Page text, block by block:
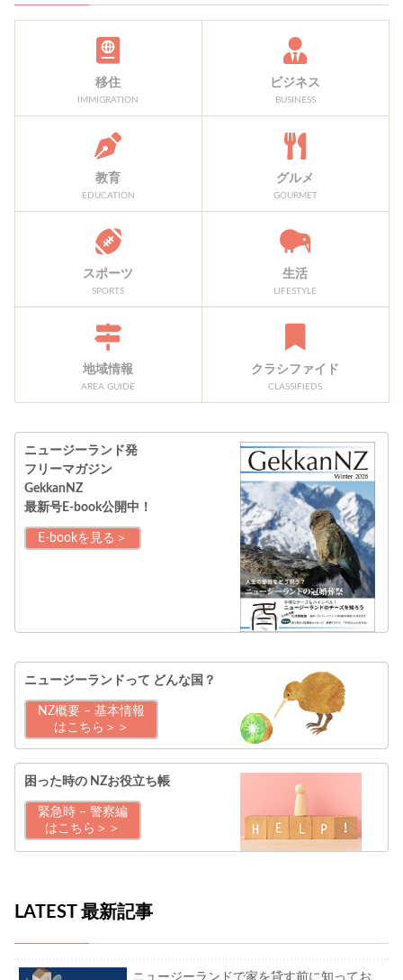
移住
IMMIGRATION
ビジネス
BUSINESS
教育
EDUCATION
グルメ
GOURMET
スポーツ
SPORTS
生活
LIFESTYLE
地域情報
AREA GUIDE
クラシファイド
CLASSIFIEDS
ニュージーランド発
フリーマガジン
GekkanNZ
最新号E-book公開中！
E-bookを見る＞
ニュージーランドって どんな国？
NZ概要 – 基本情報
はこちら＞＞
困った時の NZお役立ち帳
緊急時 – 警察編
はこちら＞＞
LATEST 最新記事
ニュージーランドで家を貸す前に知ってお